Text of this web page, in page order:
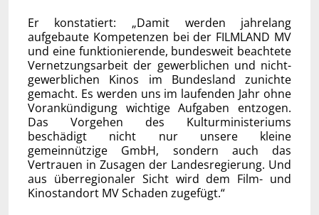
Er konstatiert: „Damit werden jahrelang
aufgebaute Kompetenzen bei der FILMLAND MV
und eine funktionierende, bundesweit beachtete
Vernetzungsarbeit der gewerblichen und nicht-
gewerblichen Kinos im Bundesland zunichte
gemacht. Es werden uns im laufenden Jahr ohne
Vorankündigung wichtige Aufgaben entzogen.
Das Vorgehen des Kulturministeriums
beschädigt nicht nur unsere kleine
gemeinnützige GmbH, sondern auch das
Vertrauen in Zusagen der Landesregierung. Und
aus überregionaler Sicht wird dem Film- und
Kinostandort MV Schaden zugefügt.“